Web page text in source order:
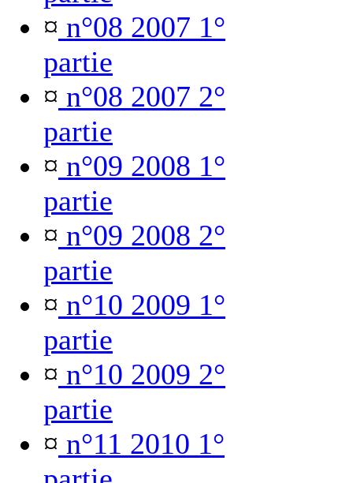
¤ n°08 2007 1°
partie
¤ n°08 2007 2°
partie
¤ n°09 2008 1°
partie
¤ n°09 2008 2°
partie
¤ n°10 2009 1°
partie
¤ n°10 2009 2°
partie
¤ n°11 2010 1°